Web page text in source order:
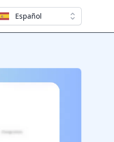
Español